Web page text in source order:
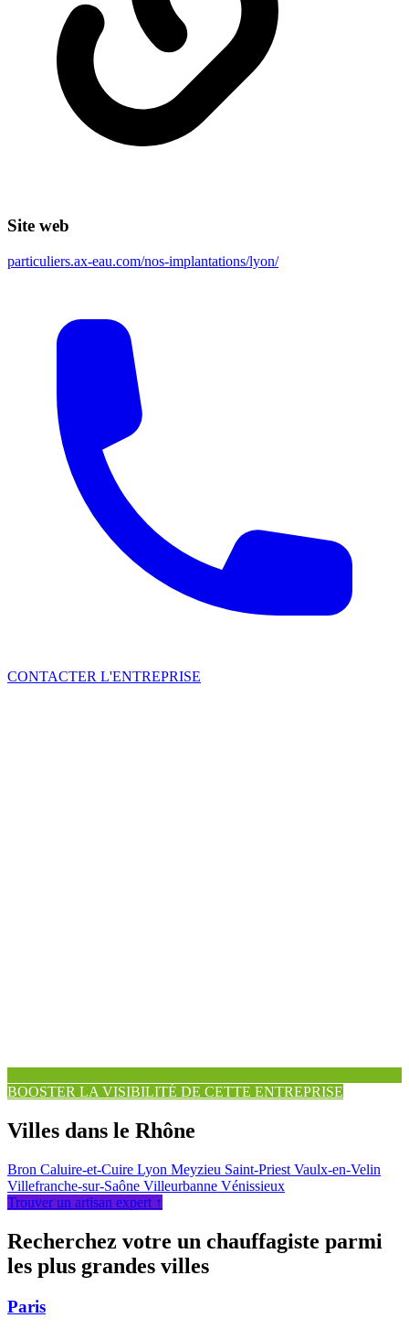
Site web
particuliers.ax-eau.com/nos-implantations/lyon/
CONTACTER L'ENTREPRISE
BOOSTER LA VISIBILITÉ DE CETTE ENTREPRISE
Villes dans le Rhône
Bron Caluire-et-Cuire Lyon Meyzieu Saint-Priest Vaulx-en-Velin
Villefranche-sur-Saône Villeurbanne Vénissieux
Trouver un artisan expert ↑
Recherchez votre un chauffagiste parmi
les plus grandes villes
Paris